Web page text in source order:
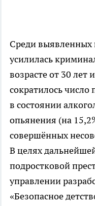
Среди выявленных
усилилась
возрасте от 30 лет
сократилось
в состоянии
опьянения (на
совершённых
В целях
подростковой
управлении
«Безопасное